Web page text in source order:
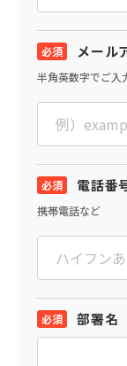
メール
半角英数字でご入
電話番
携帯電話など
部署名